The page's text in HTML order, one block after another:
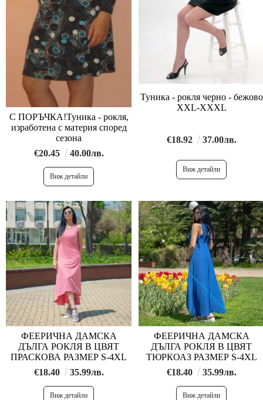
С ПОРЪЧКА!Туника - рокля,
изработена с материя според
сезона
€20.45
40.00лв.
Виж детайли
Туника - рокля черно - бежово
XXL-XXXL
€18.92 37.00лв.
Виж детайли
ФЕЕРИЧНА ДАМСКА
ДЪЛГА РОКЛЯ В ЦВЯТ
ПРАСКОВА РАЗМЕР S-4XL
€18.40
35.99лв.
Виж детайли
ФЕЕРИЧНА ДАМСКА
ДЪЛГА РОКЛЯ В ЦВЯТ
ТЮРКОАЗ РАЗМЕР S-4XL
€18.40
35.99лв.
Виж детайли